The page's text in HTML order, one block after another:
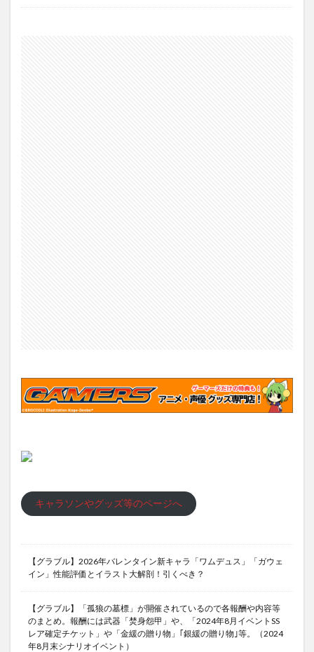
キャラソンやグッズ等のページへ
【グラブル】2026年バレンタイン新キャラ「ワムデュス」「ガウェ
イン」性能評価とイラスト大解剖！引くべき？
【グラブル】「孤狼の墓標」が開催されているので各報酬や内容等
のまとめ。報酬には武器「焚身怨甲」や、「2024年8月イベントSS
レア確定チケット」や「金緩の贈り物」｢銀緩の贈り物｣等。（2024
年8月末シナリオイベント）